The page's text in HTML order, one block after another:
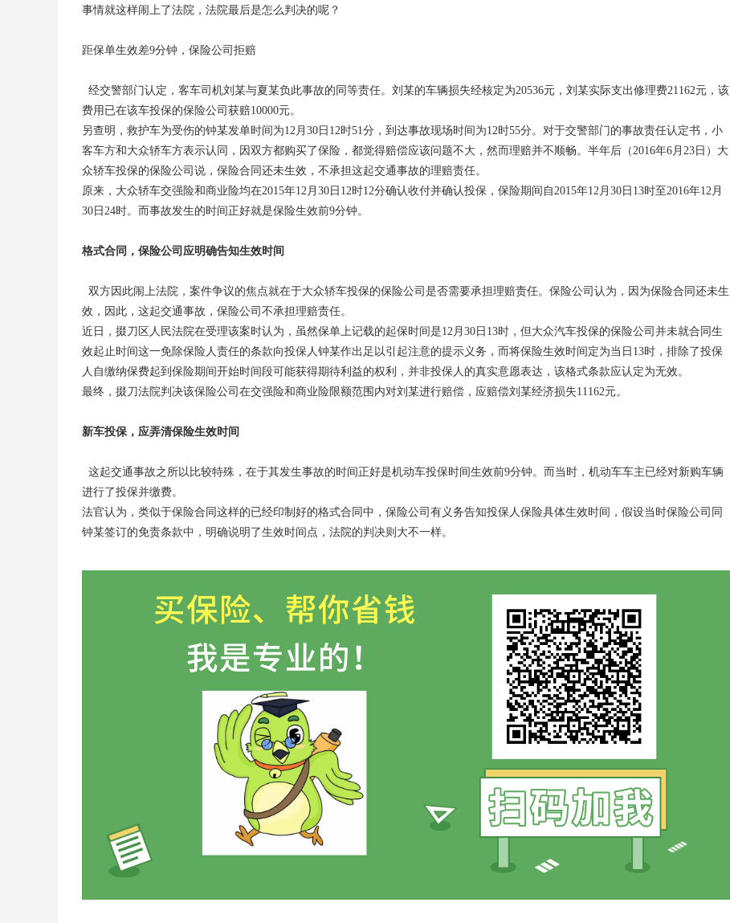
事情就这样闹上了法院，法院最后是怎么判决的呢？
距保单生效差9分钟，保险公司拒赔
经交警部门认定，客车司机刘某与夏某负此事故的同等责任。刘某的车辆损失经核定为20536元，刘某实际支出修理费21162元，该
费用已在该车投保的保险公司获赔10000元。
另查明，救护车为受伤的钟某发单时间为12月30日12时51分，到达事故现场时间为12时55分。对于交警部门的事故责任认定书，小
客车方和大众轿车方表示认同，因双方都购买了保险，都觉得赔偿应该问题不大，然而理赔并不顺畅。半年后（2016年6月23日）大
众轿车投保的保险公司说，保险合同还未生效，不承担这起交通事故的理赔责任。
原来，大众轿车交强险和商业险均在2015年12月30日12时12分确认收付并确认投保，保险期间自2015年12月30日13时至2016年12月
30日24时。而事故发生的时间正好就是保险生效前9分钟。
格式合同，保险公司应明确告知生效时间
双方因此闹上法院，案件争议的焦点就在于大众轿车投保的保险公司是否需要承担理赔责任。保险公司认为，因为保险合同还未生
效，因此，这起交通事故，保险公司不承担理赔责任。
近日，掇刀区人民法院在受理该案时认为，虽然保单上记载的起保时间是12月30日13时，但大众汽车投保的保险公司并未就合同生
效起止时间这一免除保险人责任的条款向投保人钟某作出足以引起注意的提示义务，而将保险生效时间定为当日13时，排除了投保
人自缴纳保费起到保险期间开始时间段可能获得期待利益的权利，并非投保人的真实意愿表达，该格式条款应认定为无效。
最终，掇刀法院判决该保险公司在交强险和商业险限额范围内对刘某进行赔偿，应赔偿刘某经济损失11162元。
新车投保，应弄清保险生效时间
这起交通事故之所以比较特殊，在于其发生事故的时间正好是机动车投保时间生效前9分钟。而当时，机动车车主已经对新购车辆
进行了投保并缴费。
法官认为，类似于保险合同这样的已经印制好的格式合同中，保险公司有义务告知投保人保险具体生效时间，假设当时保险公司同
钟某签订的免责条款中，明确说明了生效时间点，法院的判决则大不一样。